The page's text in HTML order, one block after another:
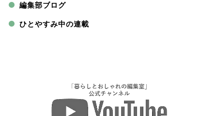
編集部ブログ
ひとやすみ中の連載